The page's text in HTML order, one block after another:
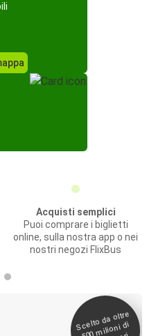
Acquisti semplici
Puoi comprare i biglietti
online, sulla nostra app o nei
nostri negozi FlixBus
Scelto da oltre
500
milioni di